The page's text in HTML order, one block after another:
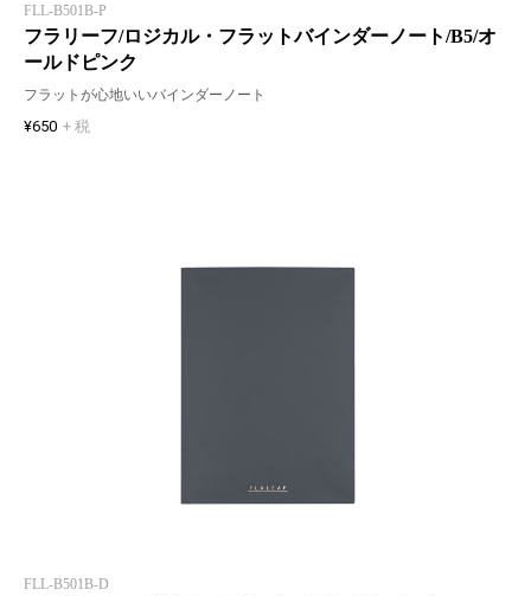
FLL-B501B-P
フラリーフ/ロジカル・フラットバインダーノート/B5/オ
ールドピンク
フラットが心地いいバインダーノート
¥650 + 税
FLL-B501B-D